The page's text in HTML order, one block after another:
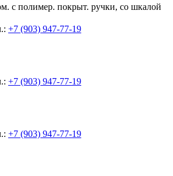
с полимер. покрыт. ручки, со шкалой
+7 (903) 947-77-19
+7 (903) 947-77-19
+7 (903) 947-77-19